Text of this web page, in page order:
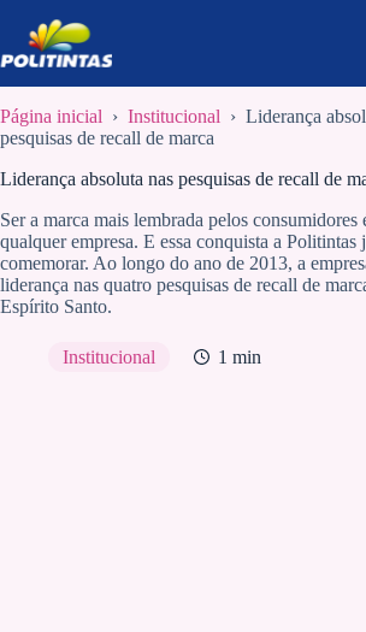
para
o
conteúdo
Página inicial › Institucional › Liderança
pesquisas de recall de marca
Liderança absoluta nas pesquisas de recall de
Ser a marca mais lembrada pelos consumidores
qualquer empresa. E essa conquista a Politintas
comemorar. Ao longo do ano de 2013, a
liderança nas quatro pesquisas de recall de
Espírito Santo.
Institucional 1 min